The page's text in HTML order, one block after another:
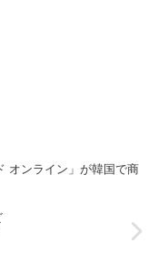
オンライン」が韓国で商